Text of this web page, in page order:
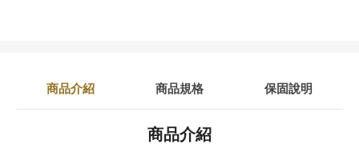
商品介紹 商品規格 保固說明
商品介紹